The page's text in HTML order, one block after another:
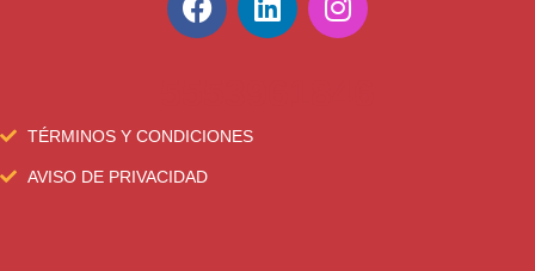
TÉRMINOS Y CONDICIONES
AVISO DE PRIVACIDAD